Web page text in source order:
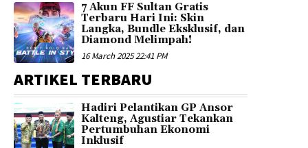
7 Akun FF Sultan Gratis
Terbaru Hari Ini: Skin
Langka, Bundle Eksklusif, dan
Diamond Melimpah!
16 March 2025 22:41 PM
ARTIKEL TERBARU
Hadiri Pelantikan GP Ansor
Kalteng, Agustiar Tekankan
Pertumbuhan Ekonomi
Inklusif